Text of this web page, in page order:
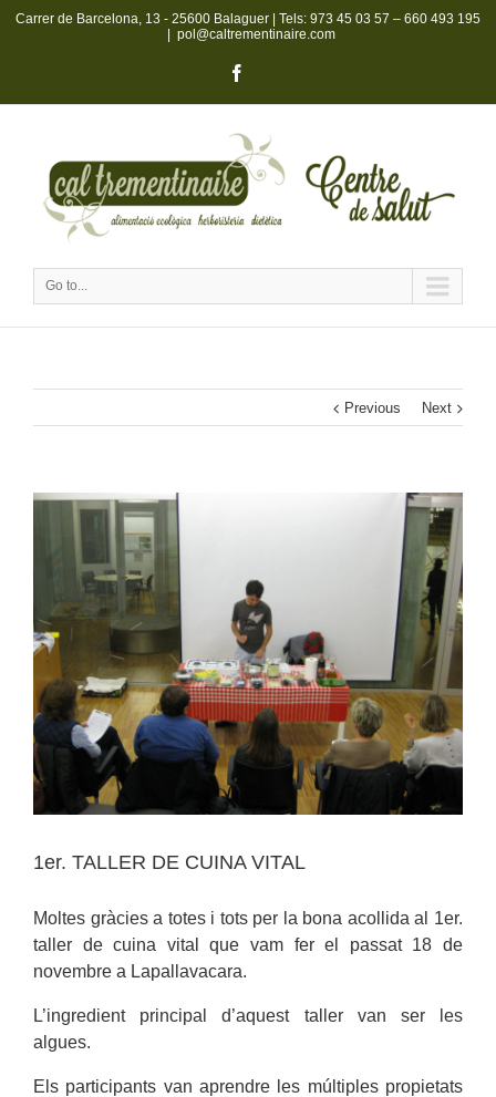
Carrer de Barcelona, 13 - 25600 Balaguer | Tels: 973 45 03 57 – 660 493 195
pol@caltrementinaire.com
Go to...
Previous Next
1er. TALLER DE CUINA VITAL
Moltes gràcies a totes i tots per la bona acollida al 1er.
taller de cuina vital que vam fer el passat 18 de
novembre a Lapallavacara.
L’ingredient principal d’aquest taller van ser les
algues.
Els participants van aprendre les múltiples propietats